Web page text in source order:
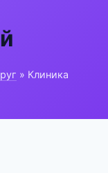
» Клиника